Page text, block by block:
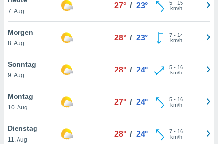
oder
Partner
es uns
das
der
Profil zu
Ihnen
finden
7. Aug
27° / 23° 5- 15
km/h
Morgen
8. Aug
28° / 23° 7- 14
km/h
Sonntag
9. Aug
28° / 24° 5- 16
km/h
Montag
10. Aug
27° / 24° 5- 16
km/h
Dienstag
11. Aug
28° / 24° 7- 16
km/h